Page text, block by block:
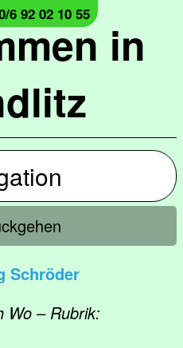
in
6 92 02 10 55
Schröder
Wo – Rubrik: